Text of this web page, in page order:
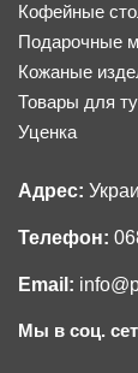
Кофейные
Подарочные
Кожаные
Товары для
Уценка
Адрес:
Телефон:
Email:
Мы в соц.